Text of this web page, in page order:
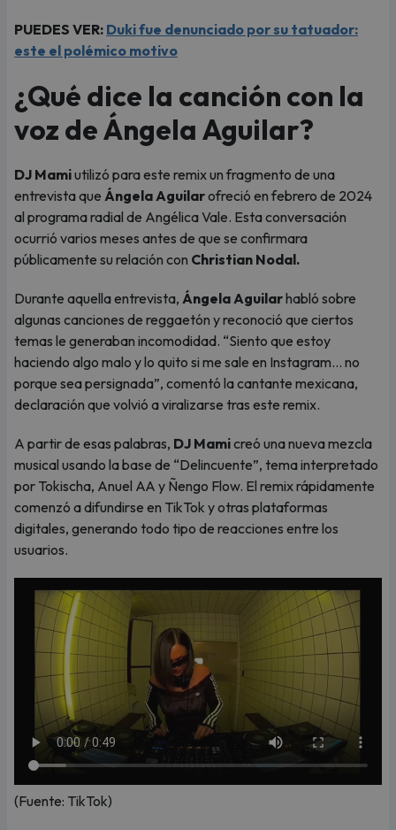
PUEDES VER: Duki fue denunciado por su tatuador:
este el polémico motivo
¿Qué dice la canción con la
voz de Ángela Aguilar?
DJ Mamiutilizó para este remix un fragmento de una
entrevista que Ángela Aguilarofreció en febrero de 2024
al programa radial de Angélica Vale. Esta conversación
ocurrió varios meses antes de que se confirmara
públicamente su relación con Christian Nodal.
Durante aquella entrevista, Ángela Aguilarhabló sobre
algunas canciones de reggaetón y reconoció que ciertos
temas le generaban incomodidad. “Siento que estoy
haciendo algo malo y lo quito si me sale en Instagram... no
porque sea persignada”, comentó la cantante mexicana,
declaración que volvió a viralizarse tras este remix.
A partir de esas palabras, DJ Mamicreó una nueva mezcla
musical usando la base de “Delincuente”, tema interpretado
por Tokischa, Anuel AA y Ñengo Flow. El remix rápidamente
comenzó a difundirse en TikTok y otras plataformas
digitales, generando todo tipo de reacciones entre los
usuarios.
(Fuente: TikTok)